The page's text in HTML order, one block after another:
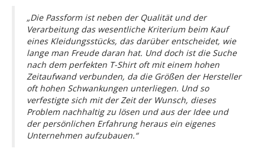
„Die Passform ist neben der Qualität und der
Verarbeitung das wesentliche Kriterium beim Kauf
eines Kleidungsstücks, das darüber entscheidet, wie
lange man Freude daran hat. Und doch ist die Suche
nach dem perfekten T-Shirt oft mit einem hohen
Zeitaufwand verbunden, da die Größen der Hersteller
oft hohen Schwankungen unterliegen. Und so
verfestigte sich mit der Zeit der Wunsch, dieses
Problem nachhaltig zu lösen und aus der Idee und
der persönlichen Erfahrung heraus ein eigenes
Unternehmen aufzubauen.“